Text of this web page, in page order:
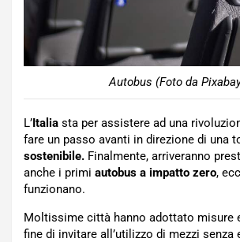
Autobus (Foto da
L’Italia sta per assistere ad una
fare un passo avanti in direzione di una
sostenibile. Finalmente, arriveranno
anche i primi autobus a impatto zero,
funzionano.
Moltissime città hanno adottato misure
fine di invitare all’utilizzo di mezzi senza